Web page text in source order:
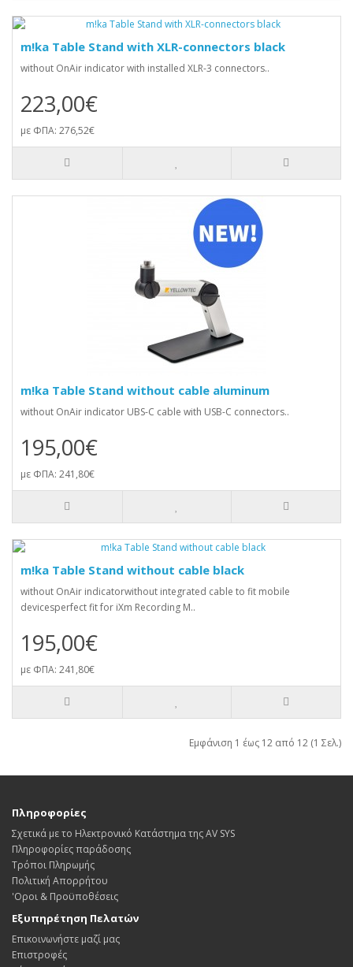
m!ka Table Stand with XLR-connectors black
without OnAir indicator with installed XLR-3 connectors..
223,00€
με ΦΠΑ: 276,52€
m!ka Table Stand without cable aluminum
without OnAir indicator UBS-C cable with USB-C connectors..
195,00€
με ΦΠΑ: 241,80€
m!ka Table Stand without cable black
without OnAir indicatorwithout integrated cable to fit mobile
devicesperfect fit for iXm Recording M..
195,00€
με ΦΠΑ: 241,80€
Εμφάνιση 1 έως 12 από 12 (1 Σελ.)
Πληροφορίες
Σχετικά με το Ηλεκτρονικό Κατάστημα της AV SYS
Πληροφορίες παράδοσης
Τρόποι Πληρωμής
Πολιτική Απορρήτου
'Οροι & Προϋποθέσεις
Εξυπηρέτηση Πελατών
Επικοινωνήστε μαζί μας
Επιστροφές